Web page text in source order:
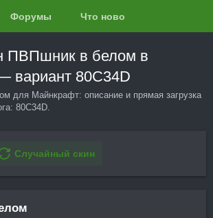
Форумы Что нового?
ПВПшник в белом в
вариант 80C34D
для Майнкрафт: описание и прямая загрузка
80C34D.
Случайный скин